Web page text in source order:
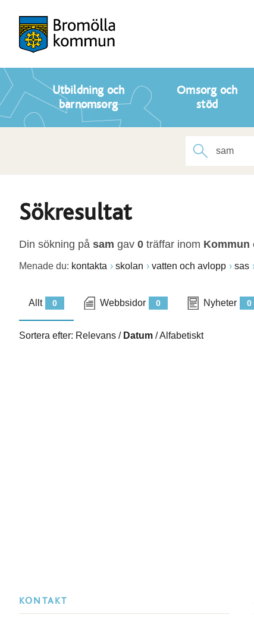
Utbildning och
barnomsorg
Omsorg och
stöd
Sökresultat
Din sökning på sam gav 0 träffar inom Kommun
Menade du: kontakta skolan vatten och avlopp sas
0
Allt 0
Webbsidor 0
Nyheter
Sortera efter: Relevans / Datum /Alfabetiskt
KONTAKT